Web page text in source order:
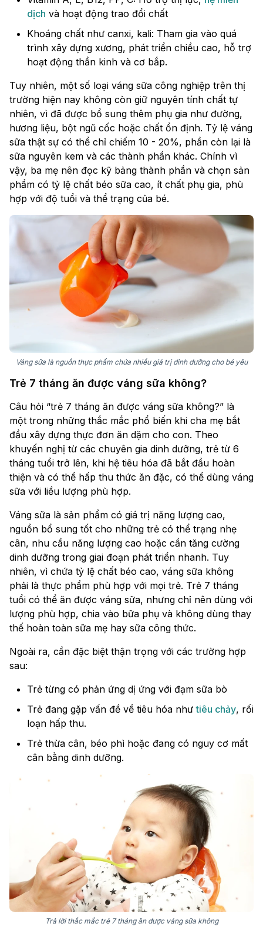
dịch và hoạt động trao đổi chất
Khoáng chất như canxi, kali: Tham gia vào quá
trình xây dựng xương, phát triển chiều cao, hỗ trợ
hoạt động thần kinh và cơ bắp.
Tuy nhiên, một số loại váng sữa công nghiệp trên thị
trường hiện nay không còn giữ nguyên tính chất tự
nhiên, vì đã được bổ sung thêm phụ gia như đường,
hương liệu, bột ngũ cốc hoặc chất ổn định. Tỷ lệ váng
sữa thật sự có thể chỉ chiếm 10 - 20%, phần còn lại là
sữa nguyên kem và các thành phần khác. Chính vì
vậy, ba mẹ nên đọc kỹ bảng thành phần và chọn sản
phẩm có tỷ lệ chất béo sữa cao, ít chất phụ gia, phù
hợp với độ tuổi và thể trạng của bé.
Váng sữa là nguồn thực phẩm chứa nhiều giá trị dinh dưỡng cho bé yêu
Trẻ 7 tháng ăn được váng sữa không?
Câu hỏi “trẻ 7 tháng ăn được váng sữa không?” là
một trong những thắc mắc phổ biến khi cha mẹ bắt
đầu xây dựng thực đơn ăn dặm cho con. Theo
khuyến nghị từ các chuyên gia dinh dưỡng, trẻ từ 6
tháng tuổi trở lên, khi hệ tiêu hóa đã bắt đầu hoàn
thiện và có thể hấp thu thức ăn đặc, có thể dùng váng
sữa với liều lượng phù hợp.
Váng sữa là sản phẩm có giá trị năng lượng cao,
nguồn bổ sung tốt cho những trẻ có thể trạng nhẹ
cân, nhu cầu năng lượng cao hoặc cần tăng cường
dinh dưỡng trong giai đoạn phát triển nhanh. Tuy
nhiên, vì chứa tỷ lệ chất béo cao, váng sữa không
phải là thực phẩm phù hợp với mọi trẻ. Trẻ 7 tháng
tuổi có thể ăn được váng sữa, nhưng chỉ nên dùng với
lượng phù hợp, chia vào bữa phụ và không dùng thay
thế hoàn toàn sữa mẹ hay sữa công thức.
Ngoài ra, cần đặc biệt thận trọng với các trường hợp
sau:
Trẻ từng có phản ứng dị ứng với đạm sữa bò
Trẻ đang gặp vấn đề về tiêu hóa nhưtiêu chảy, rối
loạn hấp thu.
Trẻ thừa cân, béo phì hoặc đang có nguy cơ mất
cân bằng dinh dưỡng.
Trả lời thắc mắc trẻ 7 tháng ăn được váng sữa không